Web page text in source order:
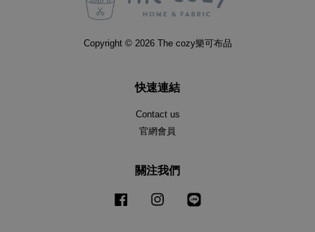
Copyright © 2026 The cozy樂可布品
快速連結
Contact us
官網會員
關注我們
Facebook Instagram